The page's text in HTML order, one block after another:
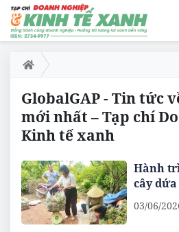
GlobalGAP - Tin tức
mới nhất – Tạp chí
Kinh tế xanh
Hành
cây
03/06/